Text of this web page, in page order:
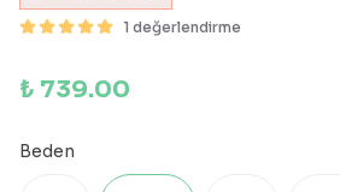
1 değerlendirme
₺ 739.00
Beden